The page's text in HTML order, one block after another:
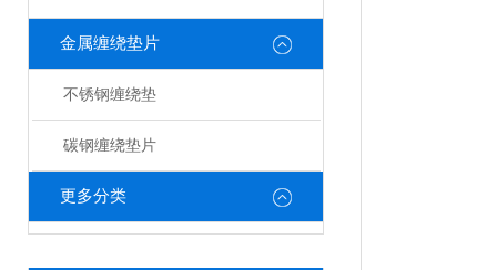
金属缠绕垫片
不锈钢缠绕垫
碳钢缠绕垫片
更多分类